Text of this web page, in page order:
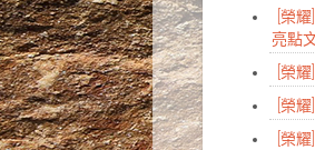
[榮
亮點
[榮
[榮
[榮